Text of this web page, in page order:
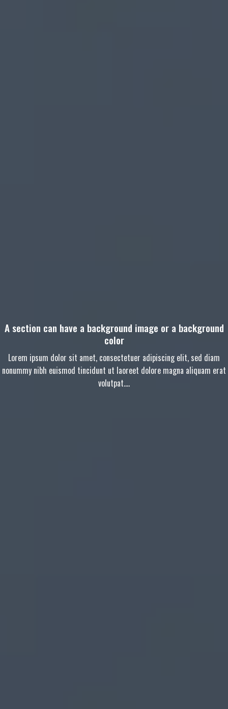
A section can have a background image or a background
color
Lorem ipsum dolor sit amet, consectetuer adipiscing elit, sed diam
nonummy nibh euismod tincidunt ut laoreet dolore magna aliquam erat
volutpat….